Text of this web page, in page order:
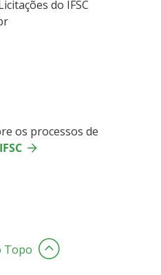
do IFSC
os processos de
Topo